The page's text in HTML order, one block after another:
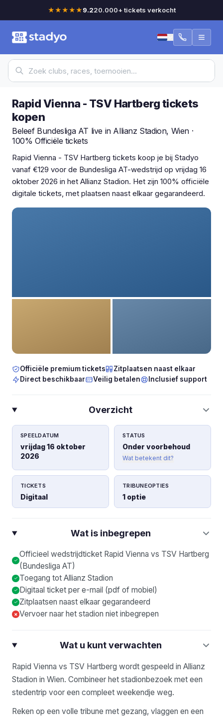
★★★★★9.220.000+ tickets verkocht
Rapid Vienna - TSV Hartberg tickets
kopen
Beleef Bundesliga AT live in Allianz Stadion, Wien ·
100% Officiële tickets
Rapid Vienna - TSV Hartberg tickets koop je bij Stadyo
vanaf €129 voor de Bundesliga AT-wedstrijd op vrijdag 16
oktober 2026 in het Allianz Stadion. Het zijn 100% officiële
digitale tickets, met plaatsen naast elkaar gegarandeerd.
Officiële premium tickets
Zitplaatsen naast elkaar
Direct beschikbaar
Veilig betalen Inclusief support
Overzicht
SPEELDATUM
vrijdag 16 oktober
2026
STATUS
Onder voorbehoud
Wat betekent dit?
TICKETS
Digitaal
TRIBUNEOPTIES
1 optie
Wat is inbegrepen
Officieel wedstrijdticket Rapid Vienna vs TSV Hartberg
(Bundesliga AT)
Toegang tot Allianz Stadion
Digitaal ticket per e-mail (pdf of mobiel)
Zitplaatsen naast elkaar gegarandeerd
× Vervoer naar het stadion niet inbegrepen
Wat u kunt verwachten
Rapid Vienna vs TSV Hartberg wordt gespeeld in Allianz
Stadion in Wien. Combineer het stadionbezoek met een
stedentrip voor een compleet weekendje weg.
Reken op een volle tribune met gezang, vlaggen en een